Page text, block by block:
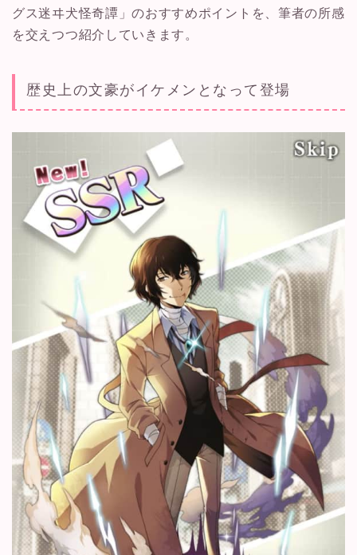
グス迷ヰ犬怪奇譚」のおすすめポイントを、筆者の所感
を交えつつ紹介していきます。
歴史上の文豪がイケメンとなって登場